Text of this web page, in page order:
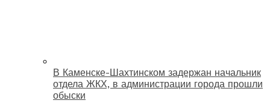
В Каменске-Шахтинском задержан начальник
отдела ЖКХ, в администрации города прошли
обыски